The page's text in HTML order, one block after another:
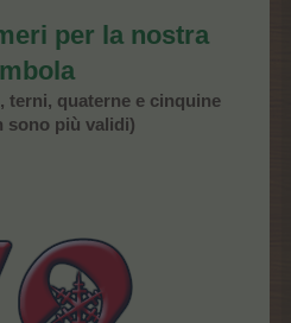
per la nostra
terni, quaterne e cinquine
sono più validi)